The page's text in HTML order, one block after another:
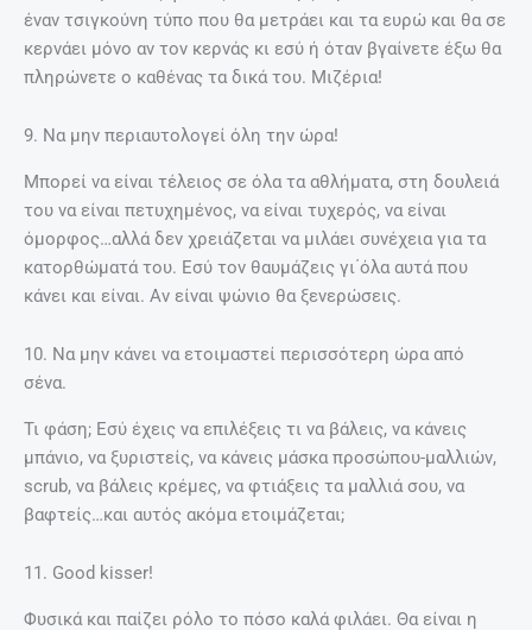
έναν τσιγκούνη τύπο που θα μετράει και τα ευρώ και θα σε
κερνάει μόνο αν τον κερνάς κι εσύ ή όταν βγαίνετε έξω θα
πληρώνετε ο καθένας τα δικά του. Μιζέρια!
9. Να μην περιαυτολογεί όλη την ώρα!
Μπορεί να είναι τέλειος σε όλα τα αθλήματα, στη δουλειά
του να είναι πετυχημένος, να είναι τυχερός, να είναι
όμορφος…αλλά δεν χρειάζεται να μιλάει συνέχεια για τα
κατορθώματά του. Εσύ τον θαυμάζεις γι΄όλα αυτά που
κάνει και είναι. Αν είναι ψώνιο θα ξενερώσεις.
10. Να μην κάνει να ετοιμαστεί περισσότερη ώρα από
σένα.
Τι φάση; Εσύ έχεις να επιλέξεις τι να βάλεις, να κάνεις
μπάνιο, να ξυριστείς, να κάνεις μάσκα προσώπου-μαλλιών,
scrub, να βάλεις κρέμες, να φτιάξεις τα μαλλιά σου, να
βαφτείς…και αυτός ακόμα ετοιμάζεται;
11. Good kisser!
Φυσικά και παίζει ρόλο το πόσο καλά φιλάει. Θα είναι η